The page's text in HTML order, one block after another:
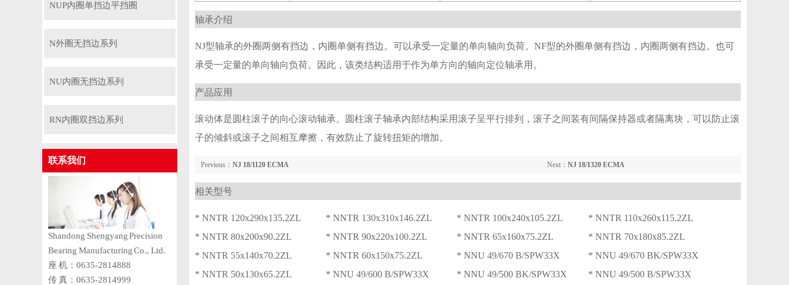
NUP内圈单挡边平挡圈
N外圈无挡边系列
NU内圈无挡边系列
RN内圈双挡边系列
联系我们
Shandong Shengyang Precision
Bearing Manufacturing Co., Ltd.
座 机：0635-2814888
传 真：0635-2814999
轴承介绍
NJ型轴承的外圈两侧有挡边，内圈单侧有挡边。可以承受一定量的单向轴向负荷。NF型的外圈单侧有挡边，内圈两侧有挡边。也可
承受一定量的单向轴向负荷。因此，该类结构适用于作为单方向的轴向定位轴承用。
产品应用
滚动体是圆柱滚子的向心滚动轴承。圆柱滚子轴承内部结构采用滚子呈平行排列，滚子之间装有间隔保持器或者隔离块，可以防止滚
子的倾斜或滚子之间相互摩擦，有效防止了旋转扭矩的增加。
Next： NJ 18/1320 ECMA
Previous： NJ 18/1120 ECMA
相关型号
* NNTR 120x290x135.2ZL * NNTR 130x310x146.2ZL * NNTR 100x240x105.2ZL
* NNTR 110x260x115.2ZL
* NNTR 80x200x90.2ZL
* NNTR 90x220x100.2ZL * NNTR 65x160x75.2ZL
* NNTR 70x180x85.2ZL
* NNTR 55x140x70.2ZL
* NNTR 60x150x75.2ZL * NNU 49/670 B/SPW33X
* NNU 49/670 BK/SPW33X
* NNTR 50x130x65.2ZL
* NNU 49/600 B/SPW33X * NNU 49/500 BK/SPW33X
* NNU 49/500 B/SPW33X